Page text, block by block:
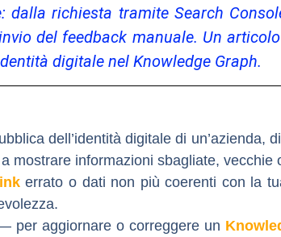
richiesta tramite Search
del feedback manuale. Un
digitale nel Knowledge Graph.
dell’identità digitale di un’azienda,
mostrare informazioni sbagliate, vecchie
linkerrato o dati non più coerenti con la
per aggiornare o correggere un